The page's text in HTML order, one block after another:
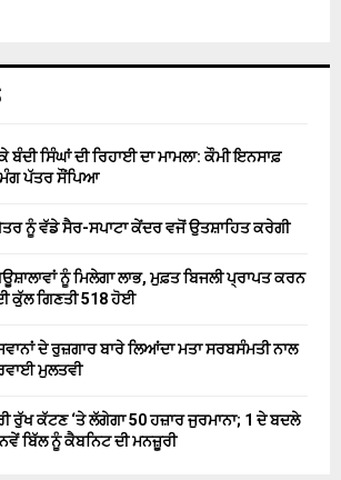
ਸਿੰਘਾਂ ਦੀ ਰਿਹਾਈ ਦਾ ਮਾਮਲਾ: ਕੌਮੀ ਇਨਸਾਫ਼
ਮੰਗ ਪੱਤਰ ਸੌਂਪਿਆ
ਨੂੰ ਵੱਡੇ ਸੈਰ-ਸਪਾਟਾ ਕੇਂਦਰ ਵਜੋਂ ਉਤਸ਼ਾਹਿਤ ਕਰੇਗੀ
ਨੂੰ ਮਿਲੇਗਾ ਲਾਭ, ਮੁਫ਼ਤ ਬਿਜਲੀ ਪ੍ਰਾਪਤ ਕਰਨ
ਕੁੱਲ ਗਿਣਤੀ 518 ਹੋਈ
ਦੇ ਰੁਜ਼ਗਾਰ ਬਾਰੇ ਲਿਆਂਦਾ ਮਤਾ ਸਰਬਸੰਮਤੀ ਨਾਲ
ਮੁਲਤਵੀ
ਰੁੱਖ ਕੱਟਣ ‘ਤੇ ਲੱਗੇਗਾ 50 ਹਜ਼ਾਰ ਜੁਰਮਾਨਾ; 1 ਦੇ ਬਦਲੇ
ਬਿੱਲ ਨੂੰ ਕੈਬਨਿਟ ਦੀ ਮਨਜ਼ੂਰੀ